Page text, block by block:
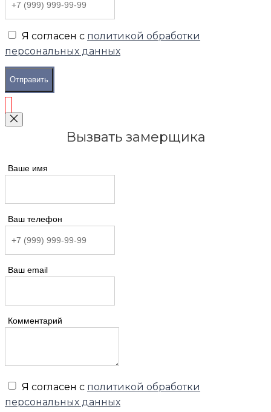
Я согласен с политикой обработки
персональных данных
Отправить
Вызвать замерщика
Ваше имя
Ваш телефон
Ваш email
Комментарий
Я согласен с политикой обработки
персональных данных